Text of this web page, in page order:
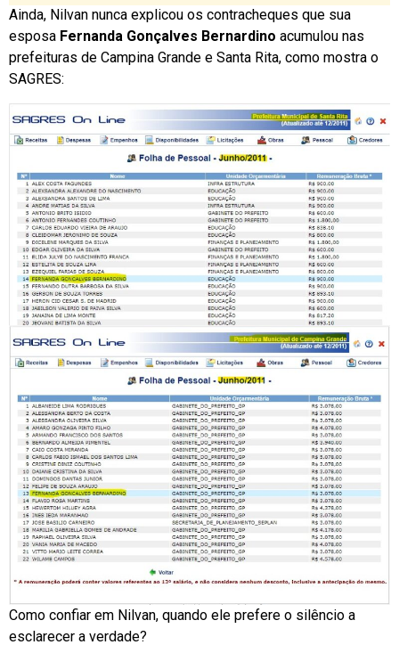
Ainda, Nilvan nunca explicou os contracheques que sua
esposa Fernanda Gonçalves Bernardino acumulou nas
prefeituras de Campina Grande e Santa Rita, como mostra o
SAGRES:
Como confiar em Nilvan, quando ele prefere o silêncio a
esclarecer a verdade?